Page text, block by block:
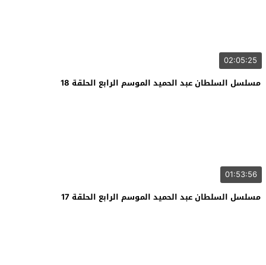
02:05:25
مسلسل السلطان عبد الحميد الموسم الرابع الحلقة 18
01:53:56
مسلسل السلطان عبد الحميد الموسم الرابع الحلقة 17